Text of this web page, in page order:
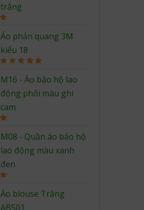
trắng
Áo phản quang 3M
kiểu 18
out of 5
M16 - Áo bảo hộ lao
động phối màu ghi
cam
M08 - Quần áo bảo hộ
lao động màu xanh
đen
Áo blouse Trắng
ABS01